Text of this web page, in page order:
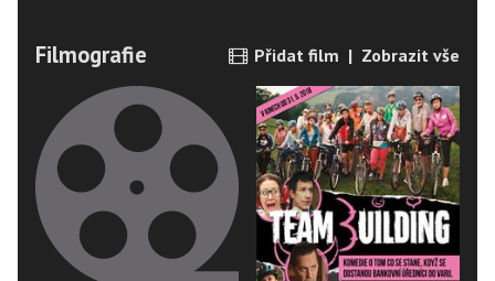
Filmografie Přidat film | Zobrazit vše